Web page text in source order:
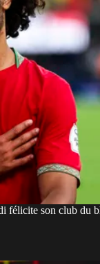
félicite son club du